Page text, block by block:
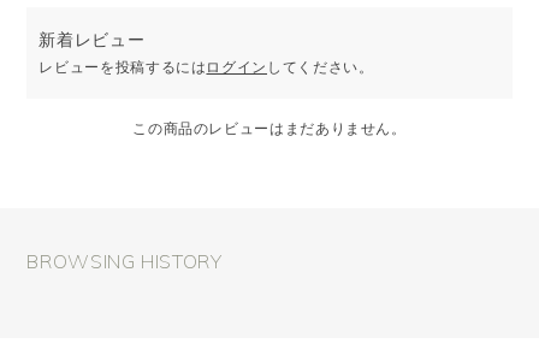
新着レビュー
レビューを投稿するには ログイン してください。
この商品のレビューはまだありません。
BROWSING HISTORY